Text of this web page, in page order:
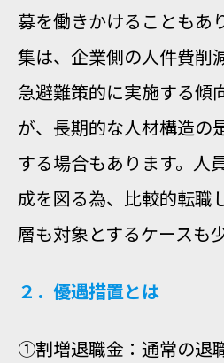
募を働きかけることもあ
集は、企業側の人件費削
急避難策的に実施する傾
が、長期的な人材構造の
する場合もあります。人
成を図る為、比較的転職
層も対象とするケースも
２．優遇措置とは
①割増退職金：通常の退